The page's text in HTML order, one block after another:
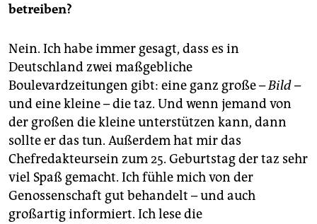
betreiben?
Nein. Ich habe immer gesagt, dass es in
Deutschland zwei maßgebliche
Boulevardzeitungen gibt: eine ganz große –Bild–
und eine kleine – die taz. Und wenn jemand von
der großen die kleine unterstützen kann, dann
sollte er das tun. Außerdem hat mir das
Chefredakteursein zum 25. Geburtstag der taz sehr
viel Spaß gemacht. Ich fühle mich von der
Genossenschaft gut behandelt – und auch
großartig informiert. Ich lese die